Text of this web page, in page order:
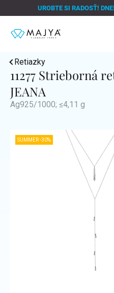
na
UROBTE SI RADOSŤ!
Retiazky
11277 Strieborná
JEANA
Ag925/1000; ≤4,11 g
SUMMER -30%